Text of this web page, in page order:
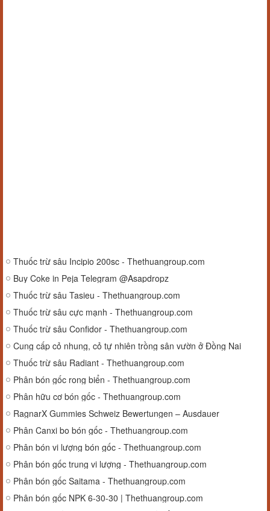
Thuốc trừ sâu Incipio 200sc - Thethuangroup.com
Buy Coke in Peja Telegram @Asapdropz
Thuốc trừ sâu Tasieu - Thethuangroup.com
Thuốc trừ sâu cực mạnh - Thethuangroup.com
Thuốc trừ sâu Confidor - Thethuangroup.com
Cung cấp cỏ nhung, cỏ tự nhiên trồng sân vườn ở Đồng Nai
Thuốc trừ sâu Radiant - Thethuangroup.com
Phân bón gốc rong biển - Thethuangroup.com
Phân hữu cơ bón gốc - Thethuangroup.com
RagnarX Gummies Schweiz Bewertungen – Ausdauer
Phân Canxi bo bón gốc - Thethuangroup.com
Phân bón vi lượng bón gốc - Thethuangroup.com
Phân bón gốc trung vi lượng - Thethuangroup.com
Phân bón gốc Saitama - Thethuangroup.com
Phân bón gốc NPK 6-30-30 | Thethuangroup.com